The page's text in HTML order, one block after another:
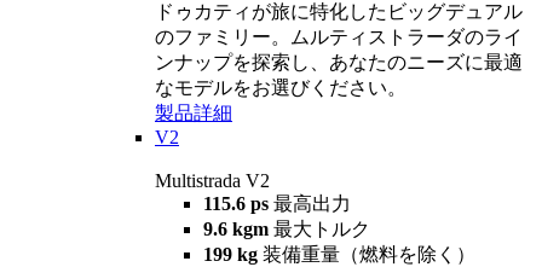
ドゥカティが旅に特化したビッグデュアル
のファミリー。ムルティストラーダのライ
ンナップを探索し、あなたのニーズに最適
なモデルをお選びください。
製品詳細
V2
Multistrada V2
115.6 ps 最高出力
9.6 kgm 最大トルク
199 kg 装備重量（燃料を除く）